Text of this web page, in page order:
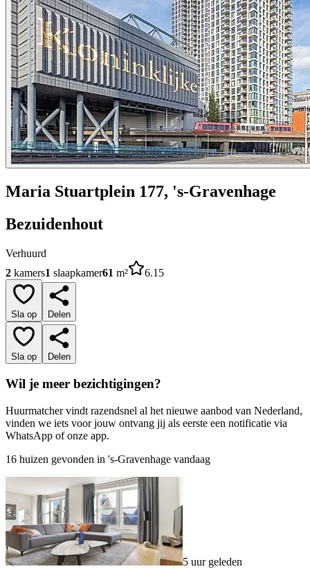
Maria Stuartplein 177, 's-Gravenhage
Bezuidenhout
Verhuurd
2 kamers1 slaapkamer61 m² 6.15
Sla op Delen
Sla op Delen
Wil je meer bezichtigingen?
Huurmatcher vindt razendsnel al het nieuwe aanbod van Nederland,
vinden we iets voor jouw ontvang jij als eerste een notificatie via
WhatsApp of onze app.
16 huizen gevonden in 's-Gravenhage vandaag
5 uur geleden